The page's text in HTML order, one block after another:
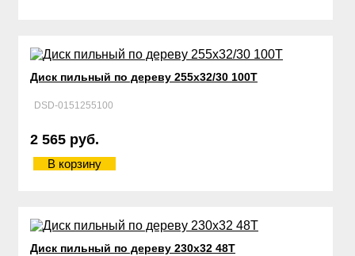
Диск пильный по дереву 255х32/30 100Т
DSD-0151255100
2 565 руб.
В корзину
Диск пильный по дереву 230х32 48Т